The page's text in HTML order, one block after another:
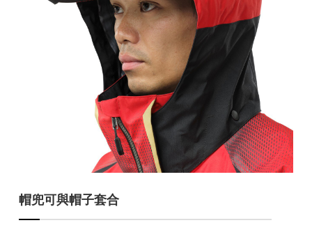
帽兜可與帽子套合